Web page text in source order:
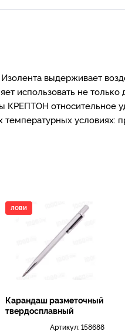
выдерживает
использовать не
КРЕПТОН относительное
условиях:
ЛОВИ
Карандаш разметочный
твердосплавный
Артикул:158688